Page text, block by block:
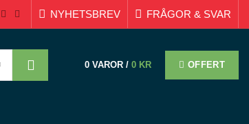
NYHETSBREV FRÅGOR & SVAR
0 VAROR / 0 KR OFFERT